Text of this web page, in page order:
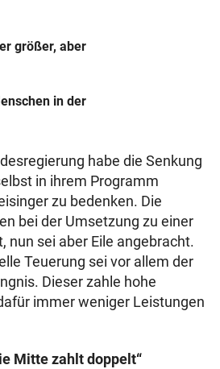
größer, aber
in der
habe die Senkung
in ihrem Programm
zu bedenken. Die
bei der Umsetzung zu einer
nun sei aber Eile angebracht.
Teuerung sei vor allem der
Dieser zahle hohe
immer weniger Leistungen
Mitte zahlt doppelt“